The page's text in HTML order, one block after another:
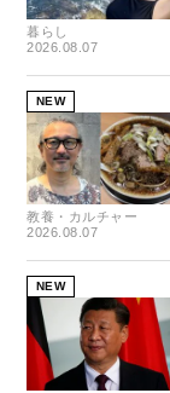
暮らし
2026.08.07
NEW
教養・カルチャー
2026.08.07
NEW